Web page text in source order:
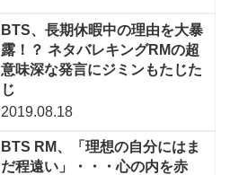
BTS、長期休暇中の理由を大暴
露！？ ネタバレキングRMの超
意味深な発言にジミンもたじた
じ
2019.08.18
BTS RM、「理想の自分にはま
だ程遠い」・・・心の内を赤